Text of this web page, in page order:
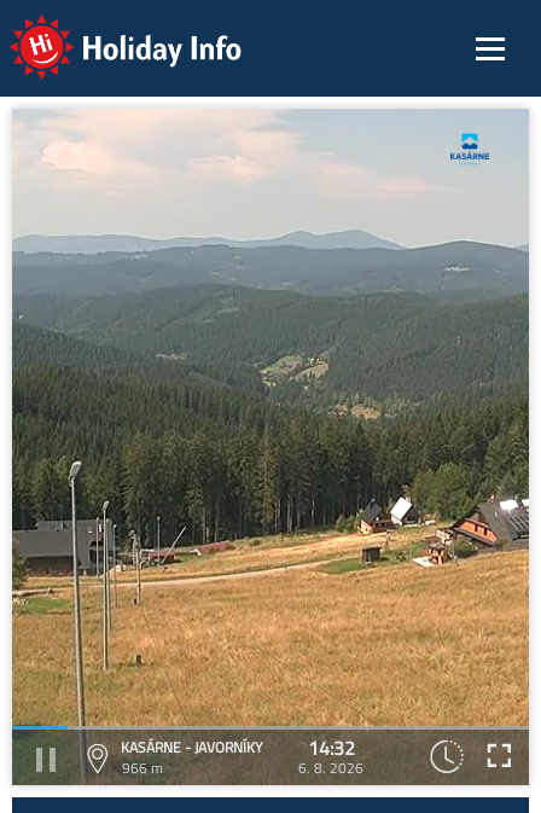
Holiday Info
KASÁRNE - JAVORNÍKY
966 m
14:32
6. 8. 2026